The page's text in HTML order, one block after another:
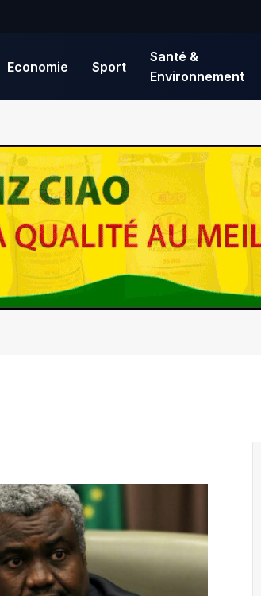
Economie Sport
Santé &
Environnement